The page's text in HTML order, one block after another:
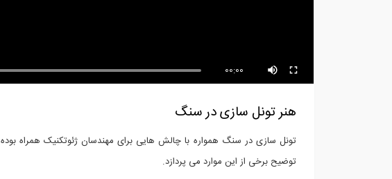
00:00
هنر تونل سازی در سنگ
تونل سازی در سنگ همواره با چالش هایی برای مهندسان ژئوتکنیک همراه
توضیح برخی از این موارد می پردازد.